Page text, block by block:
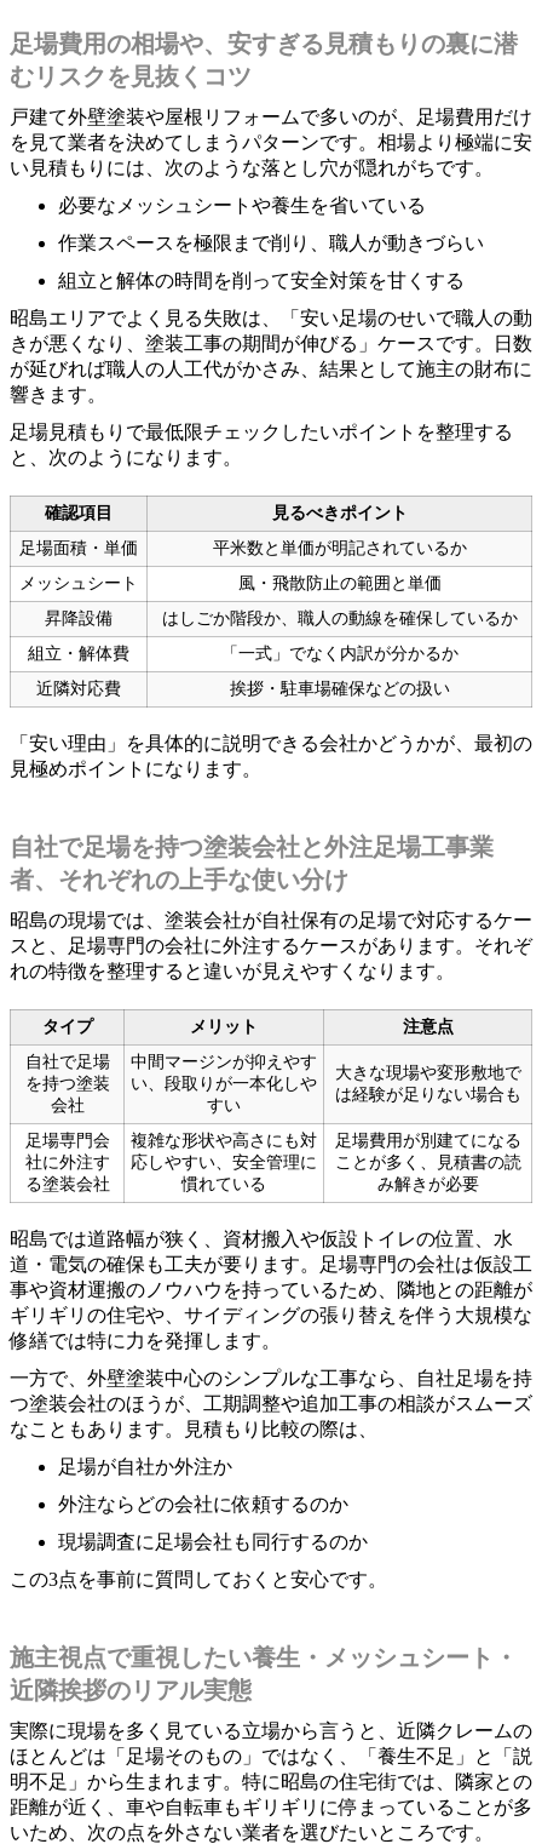
足場費用の相場や、安すぎる見積もりの裏に潜
むリスクを見抜くコツ
戸建て外壁塗装や屋根リフォームで多いのが、足場費用だけ
を見て業者を決めてしまうパターンです。相場より極端に安
い見積もりには、次のような落とし穴が隠れがちです。
必要なメッシュシートや養生を省いている
作業スペースを極限まで削り、職人が動きづらい
組立と解体の時間を削って安全対策を甘くする
昭島エリアでよく見る失敗は、「安い足場のせいで職人の動
きが悪くなり、塗装工事の期間が伸びる」ケースです。日数
が延びれば職人の人工代がかさみ、結果として施主の財布に
響きます。
足場見積もりで最低限チェックしたいポイントを整理する
と、次のようになります。
確認項目
見るべきポイント
足場面積・単価
平米数と単価が明記されているか
メッシュシート
風・飛散防止の範囲と単価
昇降設備
はしごか階段か、職人の動線を確保しているか
組立・解体費
「一式」でなく内訳が分かるか
近隣対応費
挨拶・駐車場確保などの扱い
「安い理由」を具体的に説明できる会社かどうかが、最初の
見極めポイントになります。
自社で足場を持つ塗装会社と外注足場工事業
者、それぞれの上手な使い分け
昭島の現場では、塗装会社が自社保有の足場で対応するケー
スと、足場専門の会社に外注するケースがあります。それぞ
れの特徴を整理すると違いが見えやすくなります。
タイプ メリット
注意点
自社で足場
を持つ塗装
会社
中間マージンが抑えやす
い、段取りが一本化しや
すい
大きな現場や変形敷地で
は経験が足りない場合も
足場専門会
社に外注す
る塗装会社
複雑な形状や高さにも対
応しやすい、安全管理に
慣れている
足場費用が別建てになる
ことが多く、見積書の読
み解きが必要
昭島では道路幅が狭く、資材搬入や仮設トイレの位置、水
道・電気の確保も工夫が要ります。足場専門の会社は仮設工
事や資材運搬のノウハウを持っているため、隣地との距離が
ギリギリの住宅や、サイディングの張り替えを伴う大規模な
修繕では特に力を発揮します。
一方で、外壁塗装中心のシンプルな工事なら、自社足場を持
つ塗装会社のほうが、工期調整や追加工事の相談がスムーズ
なこともあります。見積もり比較の際は、
足場が自社か外注か
外注ならどの会社に依頼するのか
現場調査に足場会社も同行するのか
この3点を事前に質問しておくと安心です。
施主視点で重視したい養生・メッシュシート・
近隣挨拶のリアル実態
実際に現場を多く見ている立場から言うと、近隣クレームの
ほとんどは「足場そのもの」ではなく、「養生不足」と「説
明不足」から生まれます。特に昭島の住宅街では、隣家との
距離が近く、車や自転車もギリギリに停まっていることが多
いため、次の点を外さない業者を選びたいところです。